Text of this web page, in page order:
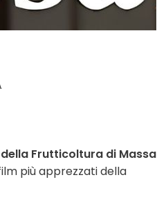
Frutticoltura di Massa
più apprezzati della